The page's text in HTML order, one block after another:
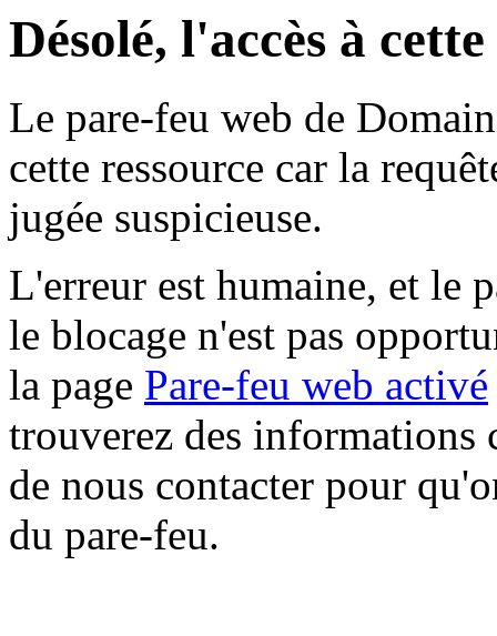
Désolé, l'accès à
Le pare-feu web de
cette ressource car la
jugée suspicieuse.
L'erreur est humaine, et le
le blocage n'est pas
la page Pare-feu web activé
trouverez des informations
de nous contacter pour
du pare-feu.